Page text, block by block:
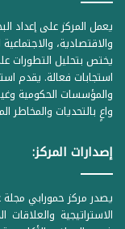
يعمل المركز على إعداد
والاقتصادية،
يختص بتحليل التطورات
استجابات فعالة. يقدم
والمؤسسات الحكومية
واعٍ بالتحديات والمخاطر
إصدارات المركز:
الاستراتيجية